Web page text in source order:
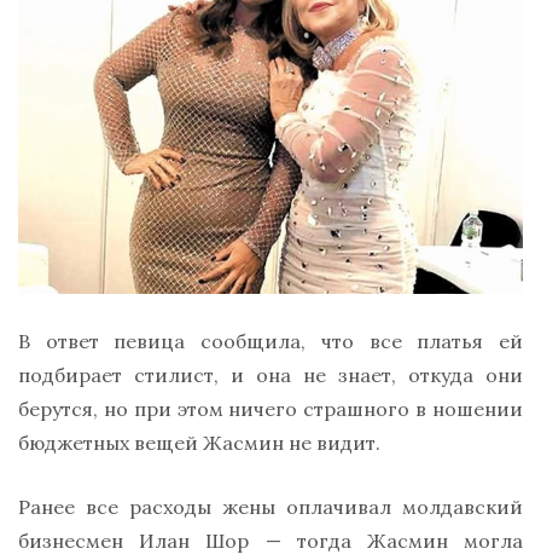
В ответ певица сообщила, что все платья ей
подбирает стилист, и она не знает, откуда они
берутся, но при этом ничего страшного в ношении
бюджетных вещей Жасмин не видит.
Ранее все расходы жены оплачивал молдавский
бизнесмен Илан Шор — тогда Жасмин могла